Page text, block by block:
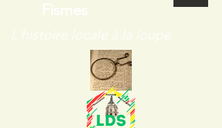
Fismes
L'histoire locale à la loupe